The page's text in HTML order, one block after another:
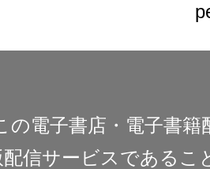
の電子書店・電子書
信サービスであるこ